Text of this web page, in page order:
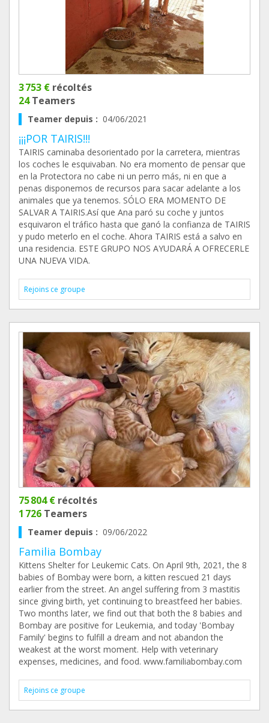
3 753 € récoltés
24Teamers
Teamer depuis : 04/06/2021
¡¡¡POR TAIRIS!!!
TAIRIS caminaba desorientado por la carretera, mientras
los coches le esquivaban. No era momento de pensar que
en la Protectora no cabe ni un perro más, ni en que a
penas disponemos de recursos para sacar adelante a los
animales que ya tenemos. SÓLO ERA MOMENTO DE
SALVAR A TAIRIS.Así que Ana paró su coche y juntos
esquivaron el tráfico hasta que ganó la confianza de TAIRIS
y pudo meterlo en el coche. Ahora TAIRIS está a salvo en
una residencia. ESTE GRUPO NOS AYUDARÁ A OFRECERLE
UNA NUEVA VIDA.
Rejoins ce groupe
75 804 € récoltés
1 726 Teamers
Teamer depuis : 09/06/2022
Familia Bombay
Kittens Shelter for Leukemic Cats. On April 9th, 2021, the 8
babies of Bombay were born, a kitten rescued 21 days
earlier from the street. An angel suffering from 3 mastitis
since giving birth, yet continuing to breastfeed her babies.
Two months later, we find out that both the 8 babies and
Bombay are positive for Leukemia, and today 'Bombay
Family' begins to fulfill a dream and not abandon the
weakest at the worst moment. Help with veterinary
expenses, medicines, and food. www.familiabombay.com
Rejoins ce groupe